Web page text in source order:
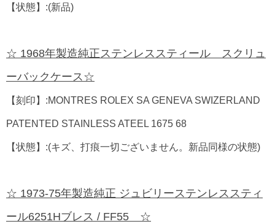
【状態】:(新品)
☆ 1968年製造純正ステンレススティール スクリュ
ーバックケース☆
【刻印】:MONTRES ROLEX SA GENEVA SWIZERLAND
PATENTED STAINLESS ATEEL 1675 68
【状態】:(キズ、打痕一切ございません。新品同様の状態)
☆ 1973-75年製造純正 ジュビリーステンレススティ
ール6251Hブレス / FF55 ☆